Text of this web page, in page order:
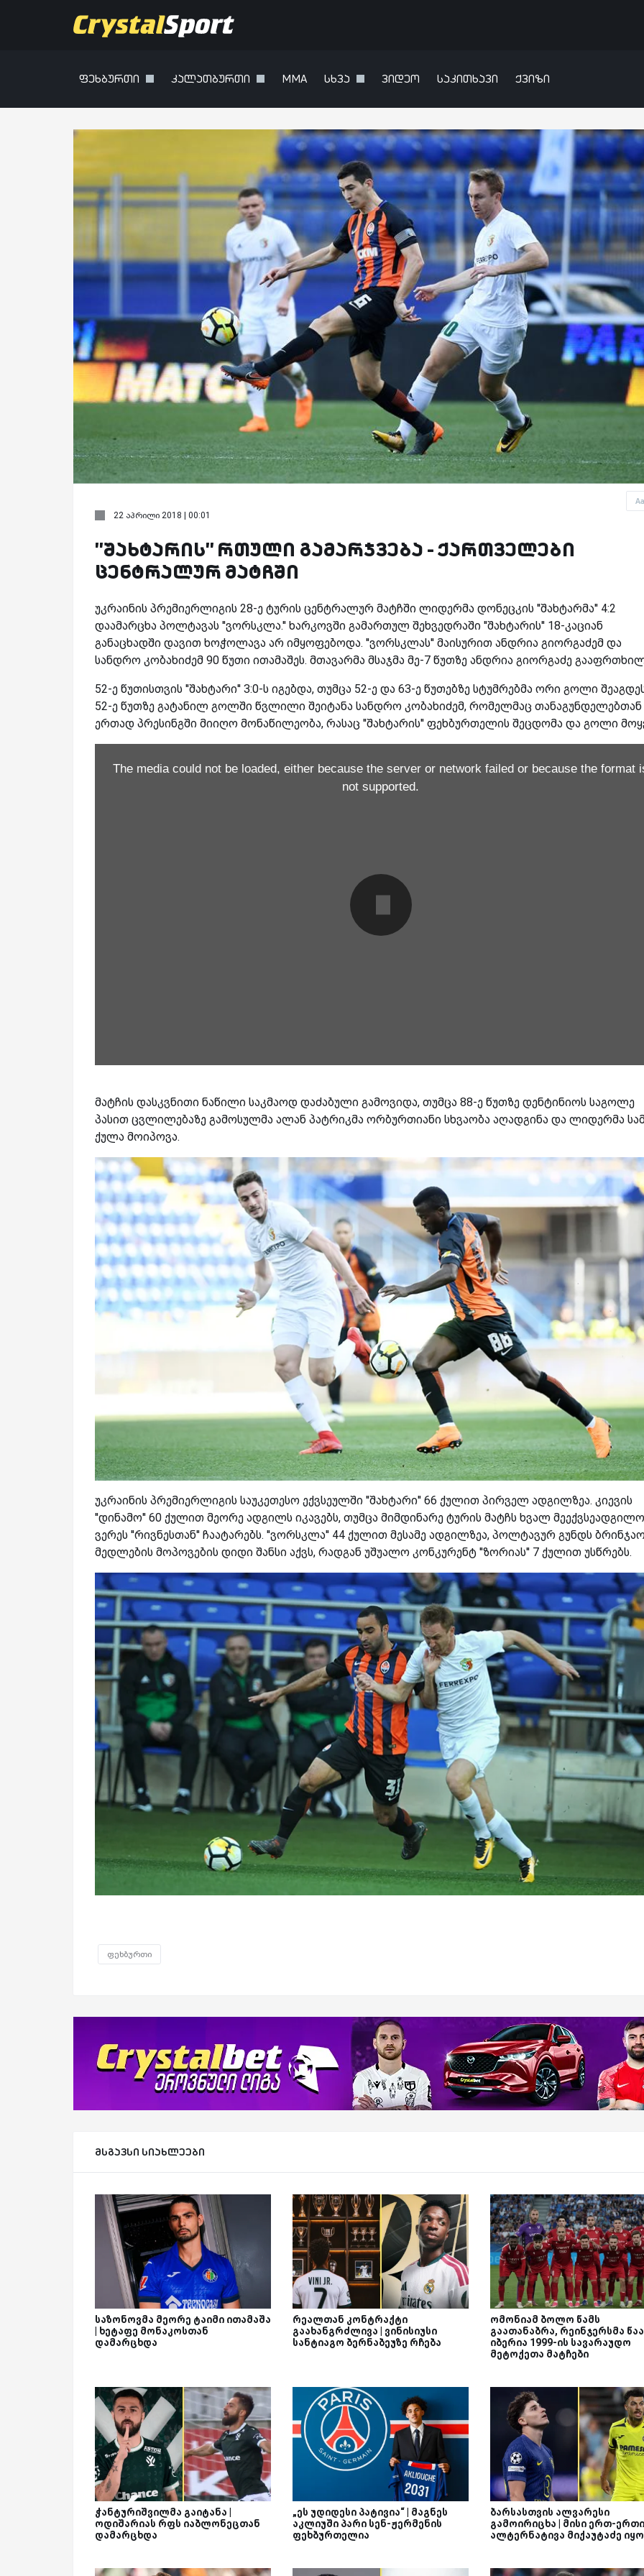
ფეხბურთი კალათბურთი MMA სხვა ვიდეო საკითხავი ქვიზი
Aa
22 აპრილი 2018 | 00:01
''შახტარის'' რთული გამარჯვება - ქართველები
ცენტრალურ მატჩში
უკრაინის პრემიერლიგის 28-ე ტურის ცენტრალურ მატჩში ლიდერმა დონეცკის ''შახტარმა'' 4:2
დაამარცხა პოლტავას ''ვორსკლა.'' ხარკოვში გამართულ შეხვედრაში ''შახტარის'' 18-კაციან
განაცხადში დავით ხოჭოლავა არ იმყოფებოდა. ''ვორსკლას'' მაისურით ანდრია გიორგაძემ და
სანდრო კობახიძემ 90 წუთი ითამაშეს. მთავარმა მსაჯმა მე-7 წუთზე ანდრია გიორგაძე
52-ე წუთისთვის ''შახტარი'' 3:0-ს იგებდა, თუმცა 52-ე და 63-ე წუთებზე სტუმრებმა ორი გოლი
52-ე წუთზე გატანილ გოლში წვლილი შეიტანა სანდრო კობახიძემ, რომელმაც თანაგუნდელებთან
ერთად პრესინგში მიიღო მონაწილეობა, რასაც ''შახტარის'' ფეხბურთელის შეცდომა და გოლი
The media could not be loaded, either because the server or network failed or because the format
not supported.
მატჩის დასკვნითი ნაწილი საკმაოდ დაძაბული გამოვიდა, თუმცა 88-ე წუთზე დენტინიოს საგოლე
პასით ცვლილებაზე გამოსულმა ალან პატრიკმა ორბურთიანი სხვაობა აღადგინა და ლიდერმა
ქულა მოიპოვა.
უკრაინის პრემიერლიგის საუკეთესო ექვსეულში ''შახტარი'' 66 ქულით პირველ ადგილზეა. კიევის
''დინამო'' 60 ქულით მეორე ადგილს იკავებს, თუმცა მიმდინარე ტურის მატჩს ხვალ
ვერეს ''რივნესთან'' ჩაატარებს. ''ვორსკლა'' 44 ქულით მესამე ადგილზეა, პოლტავურ გუნდს
მედლების მოპოვების დიდი შანსი აქვს, რადგან უშუალო კონკურენტ ''ზორიას'' 7 ქულით უსწრებს.
ფეხბურთი
მსგავსი სიახლეები
საზონოვმა მეორე ტაიმი ითამაშა
| ხეტაფე მონაკოსთან
დამარცხდა
რეალთან კონტრაქტი
გაახანგრძლივა | ვინისიუსი
სანტიაგო ბერნაბეუზე რჩება
ომონიამ ბოლო წამს
გაათანაბრა, რეინჯერსმა
იბერია 1999-ის სავარაუდო
მეტოქეთა მატჩები
ჭანტურიშვილმა გაიტანა |
ოდიშარიას რფს იაბლონეცთან
დამარცხდა
„ეს უდიდესი პატივია“ | მაგნეს
აკლიუში პარი სენ-ჟერმენის
ფეხბურთელია
ბარსასთვის ალვარესი
გამოირიცხა | მისი ერთ-ერთი
ალტერნატივა მიქაუტაძე იყო